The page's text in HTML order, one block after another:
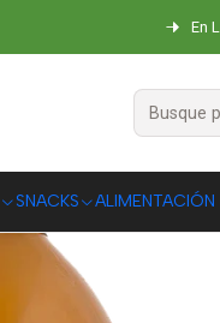
SNACKS ALIMENTACIÓN
En